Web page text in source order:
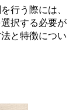
行う際には、
択する必要が
と特徴につい